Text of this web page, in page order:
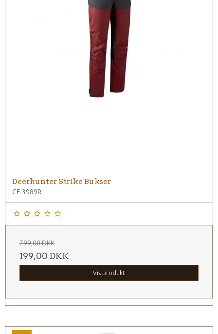
Deerhunter Strike Bukser
CF-3989R
799,00 DKK
199,00 DKK
Vis produkt